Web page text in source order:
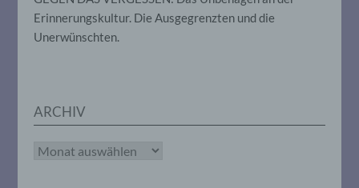
Erinnerungskultur. Die Ausgegrenzten und die
Unerwünschten.
ARCHIV
Archiv
g) Verantwortlicher oder für die
Verarbeitung Verantwortlicher
oder andere Stelle, die allein oder
gemeinsam mit anderen über die Zwecke
personenbezogenen Daten entscheidet.